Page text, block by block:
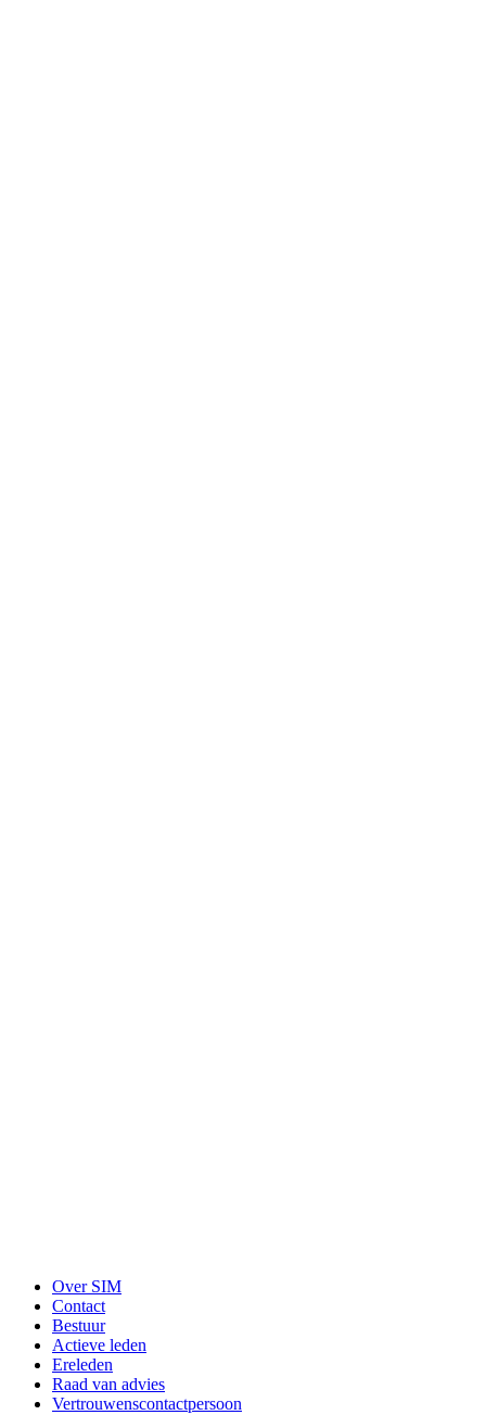
Over SIM
Contact
Bestuur
Actieve leden
Ereleden
Raad van advies
Vertrouwenscontactpersoon